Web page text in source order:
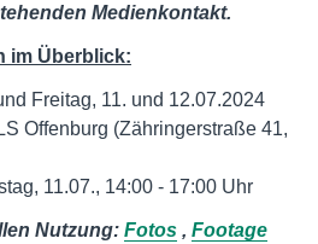
Medienkontakt.
im Überblick:
Freitag, 11. und 12.07.2024
Offenburg (Zähringerstraße 41,
11.07., 14:00 - 17:00 Uhr
Nutzung: Fotos , Footage